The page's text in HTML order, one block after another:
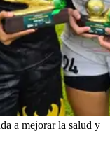
a mejorar la salud y